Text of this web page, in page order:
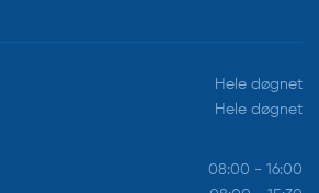
Hele døgnet
Hele døgnet
08:00 - 16:00